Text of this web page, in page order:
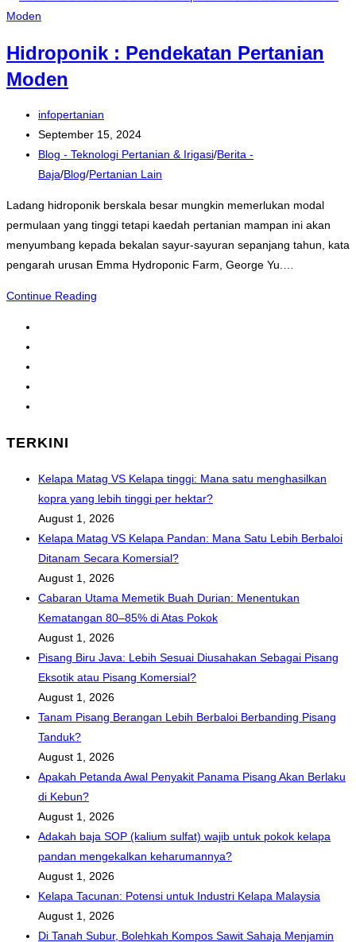
Hidroponik : Pendekatan Pertanian
Moden
Post
author:
infopertanian
Post
published:
September 15, 2024
Post
category:
Blog - Teknologi Pertanian & Irigasi/Berita -
Baja/Blog/Pertanian Lain
Ladang hidroponik berskala besar mungkin memerlukan modal
permulaan yang tinggi tetapi kaedah pertanian mampan ini akan
menyumbang kepada bekalan sayur-sayuran sepanjang tahun, kata
pengarah urusan Emma Hydroponic Farm, George Yu.…
Continue Reading
the
page
TERKINI
Kelapa Matag VS Kelapa tinggi: Mana satu menghasilkan
kopra yang lebih tinggi per hektar?
August 1, 2026
Kelapa Matag VS Kelapa Pandan: Mana Satu Lebih Berbaloi
Ditanam Secara Komersial?
August 1, 2026
Cabaran Utama Memetik Buah Durian: Menentukan
Kematangan 80–85% di Atas Pokok
August 1, 2026
Pisang Biru Java: Lebih Sesuai Diusahakan Sebagai Pisang
Eksotik atau Pisang Komersial?
August 1, 2026
Tanam Pisang Berangan Lebih Berbaloi Berbanding Pisang
Tanduk?
August 1, 2026
Apakah Petanda Awal Penyakit Panama Pisang Akan Berlaku
di Kebun?
August 1, 2026
Adakah baja SOP (kalium sulfat) wajib untuk pokok kelapa
pandan mengekalkan keharumannya?
August 1, 2026
Kelapa Tacunan: Potensi untuk Industri Kelapa Malaysia
August 1, 2026
Di Tanah Subur, Bolehkah Kompos Sawit Sahaja Menjamin